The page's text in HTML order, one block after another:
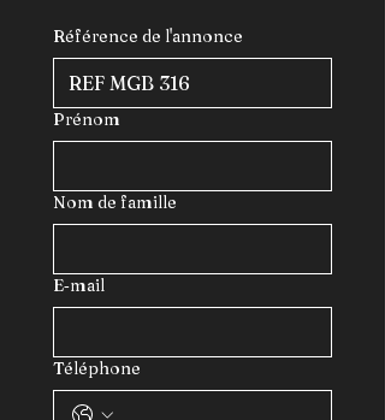
Référence de l'annonce
Prénom
Nom de famille
E‑mail
Téléphone